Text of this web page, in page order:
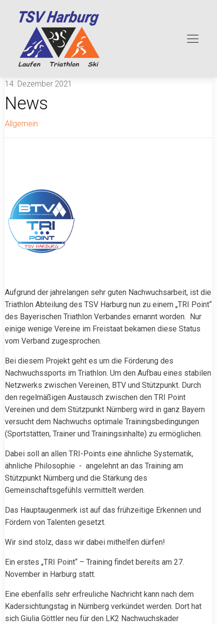
14. Dezember 2021
News
Allgemein
Aufgrund der jahrelangen sehr guten Nachwuchsarbeit, ist die
Triathlon Abteilung des TSV Harburg nun zu einem „TRI Point“
des Bayerischen Triathlon Verbandes ernannt worden. Nur
einige wenige Vereine im Freistaat bekamen diese Status
vom Verband zugesprochen.
Bei diesem Projekt geht es um die Förderung des
Nachwuchssports im Triathlon. Um den Aufbau eines stabilen
Netzwerks zwischen Vereinen, BTV und Stützpunkt. Durch
den regelmäßigen Austausch zwischen den TRI Point
Vereinen und dem Stützpunkt Nürnberg wird in ganz Bayern
versucht dem Nachwuchs optimale Trainingsbedingungen
(Sportstätten, Trainer und Trainingsinhalte) zu ermöglichen.
Dabei soll an allen TRI-Points eine ähnliche Systematik,
ähnliche Philosophie - angelehnt an das Training am
Stützpunkt Nürnberg und die Stärkung des
Gemeinschaftsgefühls vermittelt werden.
Das Hauptaugenmerk ist auf das frühzeitige Erkennen und
Fördern von Talenten gesetzt.
Wir sind stolz, dass wir dabei mithelfen dürfen!
Ein erstes „TRI Point“ – Training findet bereits am 27.
November in Harburg statt.
Eine ebenfalls sehr erfreuliche Nachricht kann nach dem
Kadersichtungstag in Nürnberg verkündet werden. Dort hat
sich Giulia Göttler neu für den LK2 Nachwuchskader